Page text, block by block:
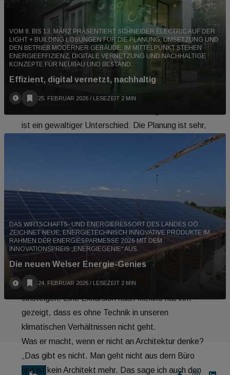
erreichen. Einige Projektentwickler und
Genossenschaften beginnen wieder und die
privaten Bauherr:innen sind sehr stabil“. So wird
etwa das „Village im Dritten“ September/Oktober
In den 30 Jahren seit Beginn der Selbstständigkeit
ist ein gewaltiger Unterschied: Die Planung ist sehr,
sehr viel besser geworden und der Aufwand im Büro
ist erheblich größer geworden. Es geht um das
Abarbeiten von Pflichtenheften und wir arbeiten
Kennzahlen. Die Kette Vorentwurf, Entwurf,
Einreichung und Detailplanung funktioniert schon
lange nicht mehr. Wir versuchen, über den Entwurf
zu neuen Lösungen zu kommen“.
In der Gebäude- und Klimatechnik sei die Planung
viel aufwändiger geworden. Probleme gäbe es vor
allem dann, wenn die Fachplaner:innen viel zu spät
einsteigen. Eine Exkursion nach Mexiko hat ihm
gezeigt, dass es ohne Technik in unseren
klimatischen Verhältnissen nicht geht.
Was er macht, wenn er nicht an Architektur denke?
„Das gibt es nicht. Man geht nicht aus dem Büro
und ist kein Architekt mehr. Das sage ich auch den
VOM 8. BIS 13. MÄRZ PRÄSENTIERT SCHNEIDER ELECTRIC AUF DER
LIGHT + BUILDING LÖSUNGEN FÜR DIE PLANUNG, UMSETZUNG UND
DEN BETRIEB MODERNER GEBÄUDE. IM MITTELPUNKT STEHEN
ENERGIEEFFIZIENZ, DIGITALE VERNETZUNG UND NACHHALTIGE
KONZEPTE FÜR NEUBAU UND BESTAND.
Effizient, digital vernetzt, nachhaltig
25. FEBRUAR 2026 / LESEZEIT 2 MIN
DAS WIRTSCHAFTS- UND ENERGIERESSORT DES LANDES OÖ
ZEICHNET NEUE, ENERGIETECHNISCH INNOVATIVE PRODUKTE IM
RAHMEN DER ENERGIESPARMESSE 2026 MIT DEM
INNOVATIONSPREIS „ENERGIEGENIE“ AUS.
Die neuen Welser Energie-Genies
24. FEBRUAR 2026 / LESEZEIT 2 MIN